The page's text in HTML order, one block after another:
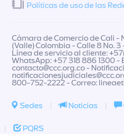
Políticas de uso de las
Cámara de Comercio de Cali -
(Valle) Colombia - Calle 8 No. 3
Línea de servicio al cliente:
WhatsApp: +57 318 886 1300 -
contacto@ccc.org.co-
800-752-2222 - Correo:
Sedes | Noticias |
| PQRS